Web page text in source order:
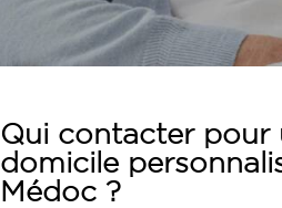
Qui contacter pour
domicile
Médoc ?